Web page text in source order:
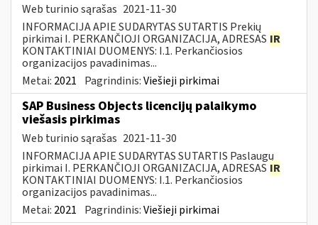
Web turinio sąrašas 2021-11-30
INFORMACIJA APIE SUDARYTAS SUTARTIS Prekių
pirkimai I. PERKANČIOJI ORGANIZACIJA, ADRESAS IR
KONTAKTINIAI DUOMENYS: I.1. Perkančiosios
organizacijos pavadinimas...
Metai: 2021 Pagrindinis:Viešieji pirkimai
SAP Business Objects licencijų palaikymo
viešasis pirkimas
Web turinio sąrašas 2021-11-30
INFORMACIJA APIE SUDARYTAS SUTARTIS Paslaugų
pirkimai I. PERKANČIOJI ORGANIZACIJA, ADRESAS IR
KONTAKTINIAI DUOMENYS: I.1. Perkančiosios
organizacijos pavadinimas...
Metai: 2021 Pagrindinis:Viešieji pirkimai